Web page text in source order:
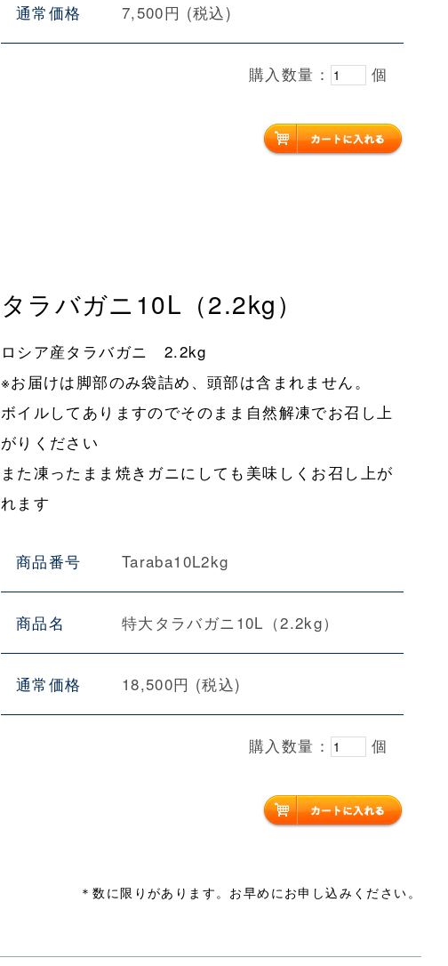
通常価格 7,500円 (税込)
購入数量： 個
タラバガニ10L（2.2kg）
ロシア産タラバガニ 2.2kg
※お届けは脚部のみ袋詰め、頭部は含まれません。
ボイルしてありますのでそのまま自然解凍でお召し上
がりください
また凍ったまま焼きガニにしても美味しくお召し上が
れます
商品番号 Taraba10L2kg
商品名 特大タラバガニ10L（2.2kg）
通常価格 18,500円 (税込)
購入数量： 個
＊数に限りがあります。お早めにお申し込みください。